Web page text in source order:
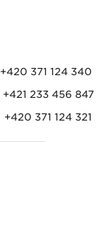
+420 371 124 340
+421 233 456 847
+420 371 124 321